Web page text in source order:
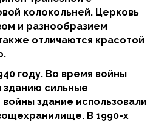
колокольней. Церковь
и разнообразием
отличаются красотой
году. Во время войны
зданию сильные
здание использовали
В 1990-х